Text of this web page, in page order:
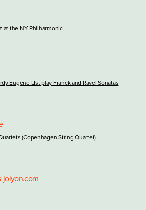
at the NY Philharmonic
Eugene LIst play Franck and Ravel Sonatas
(Copenhagen String Quartet)
jolyon.com